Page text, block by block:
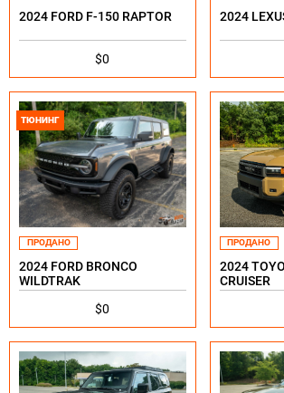
2024 FORD F-150 RAPTOR
$0
2024
ТЮНИНГ
ПРОДАНО
2024 FORD BRONCO
WILDTRAK
$0
ПРОДАНО
2024
CRUISER